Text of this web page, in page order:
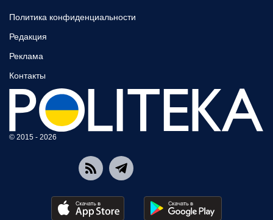
Политика конфиденциальности
Редакция
Реклама
Контакты
© 2015 - 2026